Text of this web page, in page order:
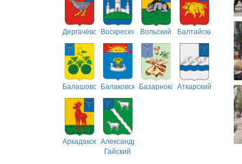
ДергачёвскийВоскресенскийВольский Балтайский
БалашовскийБалаковскийБазарнокарабулакский
Аткарский
АркадакскийАлександрово-
Гайский